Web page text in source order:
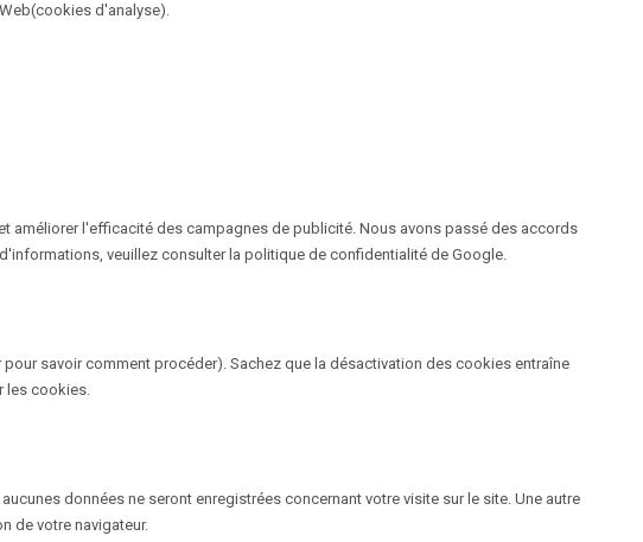
d'analyse).
améliorer l'efficacité des campagnes de publicité. Nous avons passé des accords
veuillez consulter la politique de confidentialité de Google.
savoir comment procéder). Sachez que la désactivation des cookies entraîne
les cookies.
données ne seront enregistrées concernant votre visite sur le site. Une autre
de votre navigateur.